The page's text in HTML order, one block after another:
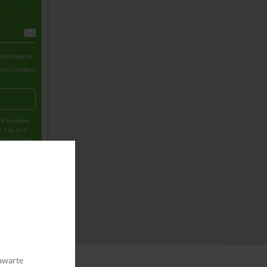
za
i usługach
Jarosław
1 lit. b i f
Odbiorcami
tej
się na